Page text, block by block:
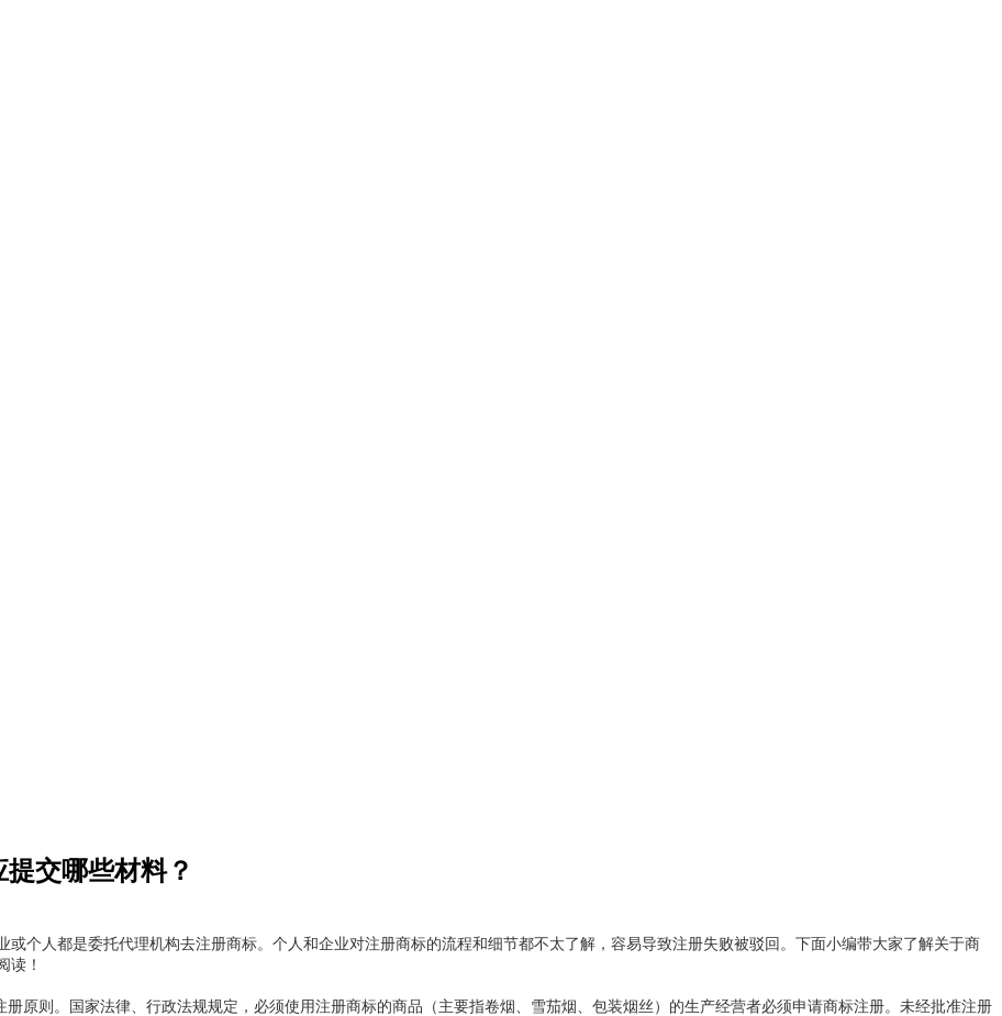
交哪些材料？
人都是委托代理机构去注册商标。个人和企业对注册商标的流程和细节都不太了解，容易导致注册失败被驳回。下面小编带大家了解关于商
读！
则。国家法律、行政法规规定，必须使用注册商标的商品（主要指卷烟、雪茄烟、包装烟丝）的生产经营者必须申请商标注册。未经批准注册